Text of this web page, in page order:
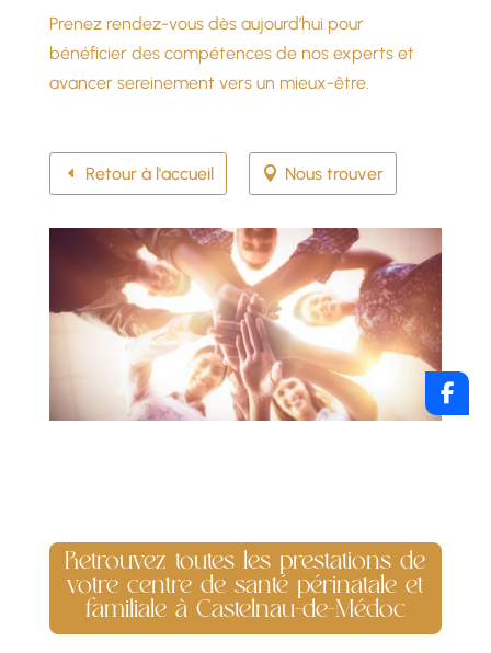
Prenez rendez-vous dès aujourd’hui pour
bénéficier des compétences de nos experts et
avancer sereinement vers un mieux-être.
Retour à l'accueil Nous trouver
Retrouvez toutes les prestations de
votre centre de santé périnatale et
familiale à Castelnau-de-Médoc